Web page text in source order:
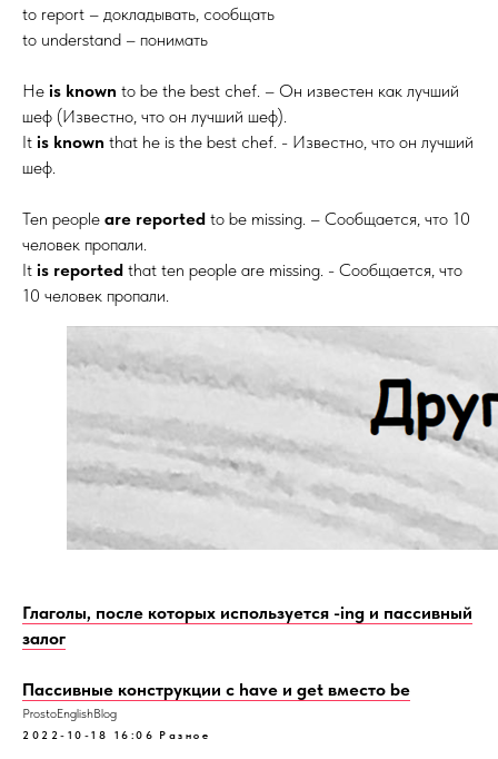
to report – докладывать, сообщать
to understand – понимать
He is known to be the best chef. – Он известен как лучший
шеф (Известно, что он лучший шеф).
It is known that he is the best chef. - Известно, что он лучший
шеф.
Ten people are reported to be missing. – Сообщается, что 10
человек пропали.
It is reported that ten people are missing. - Сообщается, что
10 человек пропали.
Глаголы, после которых используется -ing и пассивный
залог
Пассивные конструкции с have и get вместо be
ProstoEnglishBlog
2022-10-18 16:06 Разное